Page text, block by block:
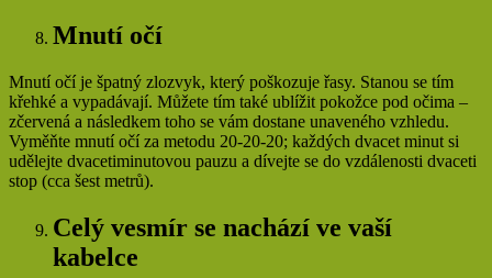
Mnutí očí
Mnutí očí je špatný zlozvyk, který poškozuje řasy. Stanou se tím
křehké a vypadávají. Můžete tím také ublížit pokožce pod očima –
zčervená a následkem toho se vám dostane unaveného vzhledu.
Vyměňte mnutí očí za metodu 20-20-20; každých dvacet minut si
udělejte dvacetiminutovou pauzu a dívejte se do vzdálenosti dvaceti
stop (cca šest metrů).
Celý vesmír se nachází ve vaší
kabelce